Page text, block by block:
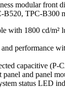
modular front
TPC-B300
with 1800 cd/m²
performance
capacitive (P-
panel and panel
status LED